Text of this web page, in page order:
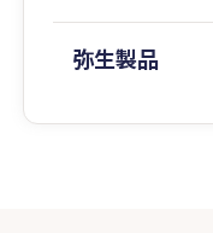
弥生製品